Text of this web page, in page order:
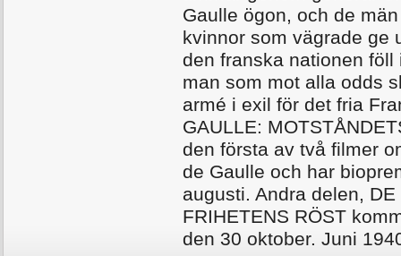
Gaulle ögon, och de
kvinnor som vägrade ge
den franska nationen föll
man som mot alla odds
armé i exil för det fria
GAULLE:
den första av två filmer
de Gaulle och har
augusti. Andra delen, DE
FRIHETENS RÖST
den 30 oktober. Juni